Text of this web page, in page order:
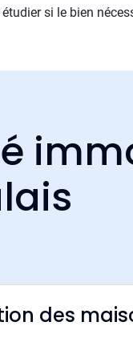
si le bien
des